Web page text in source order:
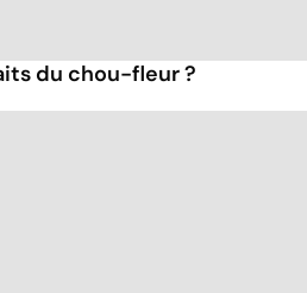
du chou-fleur ?